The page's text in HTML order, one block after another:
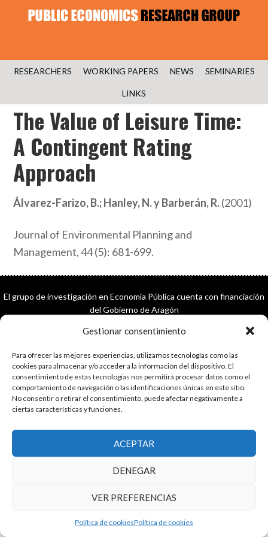
Gestionar consentimiento
Para ofrecer las mejores experiencias, utilizamos tecnologías como las
cookies para almacenar y/o acceder a la información del dispositivo. El
consentimiento de estas tecnologías nos permitirá procesar datos como el
comportamiento de navegación o las identificaciones únicas en este sitio.
No consentir o retirar el consentimiento, puede afectar negativamente a
ciertas características y funciones.
ACEPTAR
DENEGAR
VER PREFERENCIAS
Política de cookiesPolítica de cookies
RESEARCHERS WORKING PAPERS NEWS SEMINARIES
LINKS
The Value of Leisure Time:
A Contingent Rating
Approach
Álvarez-Farizo, B.; Hanley, N. y Barberán, R.(2001)
Journal of Environmental Planning and
Management, 44 (5): 681-699.
El grupo de investigación en Economía Pública cuenta con financiación
del Gobierno de Aragón
Genesis|Login
Copyright © 2025 ·Tema para economía pública en Genesis Framework
·WordPress·Acceder